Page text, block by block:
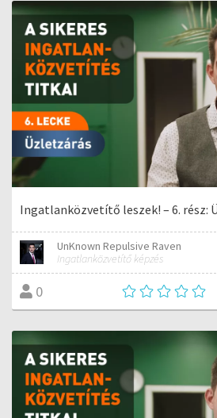
Ingatlanközvetítő leszek! – 6. rész:
UnKnown Repulsive Raven
Ingatlanközvetítő képzés
0